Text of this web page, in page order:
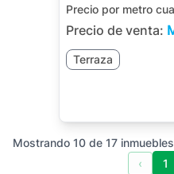
Precio por metro
Precio de venta:
Terraza
Mostrando 10 de 17 inmuebles
‹
1